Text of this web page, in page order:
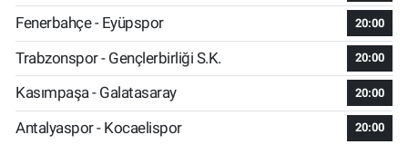
Fenerbahçe - Eyüpspor 20:00
Trabzonspor - Gençlerbirliği S.K. 20:00
Kasımpaşa - Galatasaray 20:00
Antalyaspor - Kocaelispor 20:00